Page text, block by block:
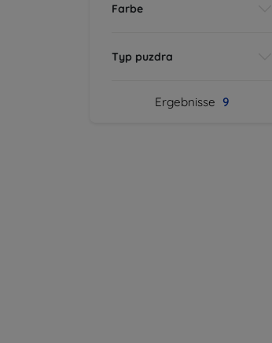
Farbe
Typ puzdra
Ergebnisse 9